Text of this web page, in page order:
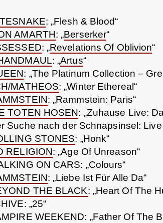
: „Flesh & Blood“
AMARTH: „Berserker“
: „Revelations Of Oblivion“
: „Artus“
: „The Platinum Collection –
MATHEOS: „Winter Ethereal“
: „Rammstein: Paris“
TOTEN HOSEN: „Zuhause Live:
Suche nach der Schnapsinsel: Live
STONES: „Honk“
RELIGION: „Age Of Unreason“
ON CARS: „Colours“
: „Liebe Ist Für Alle Da“
THE BLACK: „Heart Of The
„25“
WEEKEND: „Father Of The